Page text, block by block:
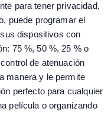
para tener privacidad,
puede programar el
dispositivos con
75 %, 50 %, 25 % o
de atenuación
manera y le permite
perfecto para cualquier
película o organizando